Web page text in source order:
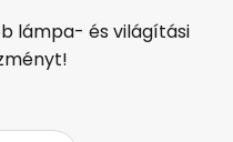
lámpa- és világítási